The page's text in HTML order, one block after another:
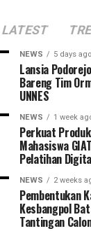
LATEST
NEWS 5 days ago
Lansia
Bareng Tim
UNNES
NEWS 1 week
Perkuat
Mahasiswa
Pelatihan
NEWS 2 weeks
Pembentukan
Kesbangpol
Tantingan